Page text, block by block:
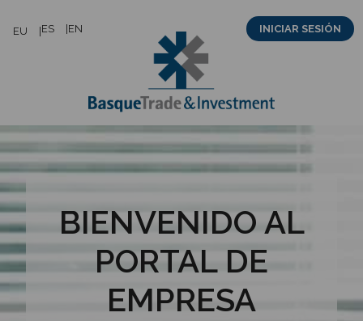
EU ES EN INICIAR SESIÓN
BIENVENIDO AL
PORTAL DE
EMPRESA